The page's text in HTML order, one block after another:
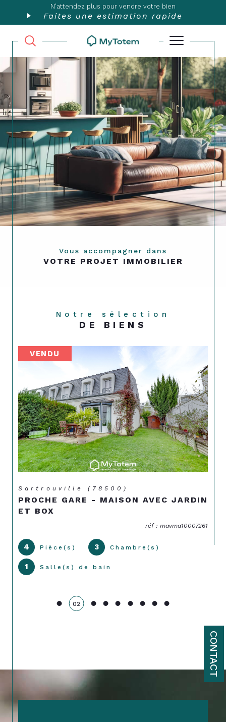
N'attendez plus pour vendre votre bien
Faites une estimation rapide
CONTACT
Vous accompagner dans
VOTRE PROJET IMMOBILIER
Notre sélection
DE BIENS
VENDU
Sartrouville (78500)
PROCHE GARE - MAISON AVEC JARDIN
ET BOX
réf : mavma10007261
4 Pièce(s) 3 Chambre(s)
1 Salle(s) de bain
02